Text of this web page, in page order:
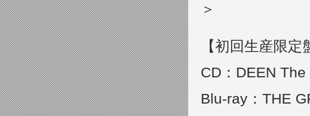
＞
【初回生産限
CD：DEEN
Blu-ray：THE